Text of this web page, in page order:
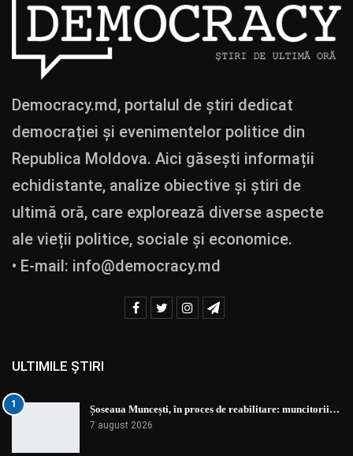
Democracy.md, portalul de știri dedicat
democrației și evenimentelor politice din
Republica Moldova. Aici găsești informații
echidistante, analize obiective și știri de
ultimă oră, care explorează diverse aspecte
ale vieții politice, sociale și economice.
• E-mail: info@democracy.md
ULTIMILE ȘTIRI
1 Șoseaua Muncești, în proces de reabilitare: muncitorii…
7 august 2026